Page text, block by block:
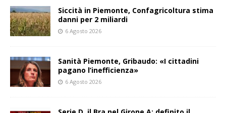
Siccità in Piemonte, Confagricoltura stima
danni per 2 miliardi
6 Agosto 2026
Sanità Piemonte, Gribaudo: «I cittadini
pagano l’inefficienza»
6 Agosto 2026